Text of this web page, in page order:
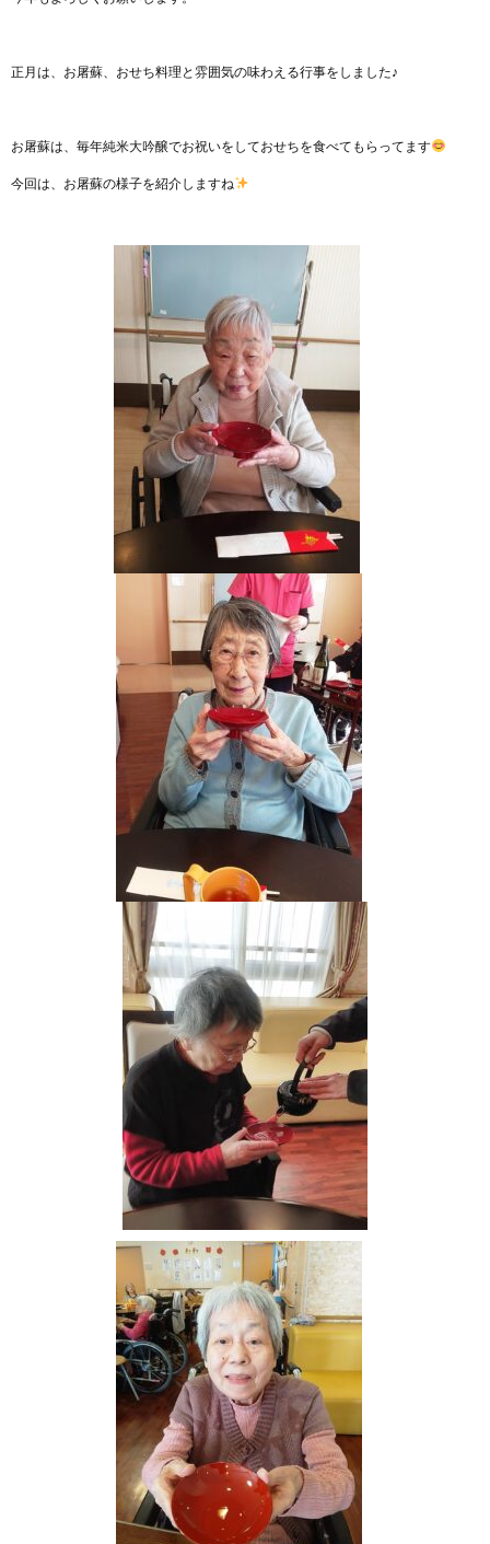
正月は、お屠蘇、おせち料理と雰囲気の味わえる行事をしました♪
お屠蘇は、毎年純米大吟醸でお祝いをしておせちを食べてもらってます
今回は、お屠蘇の様子を紹介しますね